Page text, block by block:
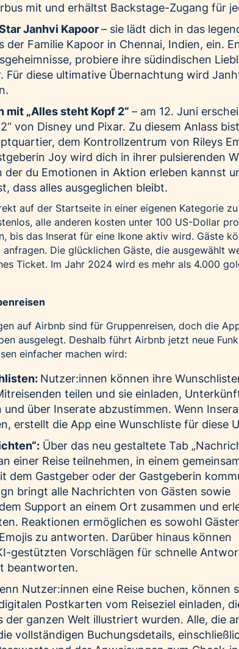
mit und erhältst Backstage-Zugang für
Janhvi Kapoor– sie lädt dich in das
der Familie Kapoor in Chennai, Indien, ein.
probiere ihre südindischen
Für diese ultimative Übernachtung wird
mit „Alles steht Kopf 2“ – am 12. Juni
von Disney und Pixar. Zu diesem Anlass
dem Kontrollzentrum von Rileys
Joy wird dich in ihrer pulsierenden
der du Emotionen in Aktion erleben kannst
dass alles ausgeglichen bleibt.
auf der Startseite in einer eigenen Kategorie
alle anderen kosten unter 100 US-Dollar
bis das Inserat für eine Ikone aktiv wird. Gäste
Die glücklichen Gäste, die ausgewählt
Ticket. Im Jahr 2024 wird es mehr als 4.000
auf Airbnb sind für Gruppenreisen, doch die
ausgelegt. Deshalb führt Airbnb jetzt neue
einfacher machen wird:
Nutzer:innen können ihre
teilen und sie einladen,
über Inserate abzustimmen. Wenn
erstellt die App eine Wunschliste für diese
Über das neu gestaltete Tab
einer Reise teilnehmen, in einem
dem Gastgeber oder der Gastgeberin
bringt alle Nachrichten von Gästen sowie
Support an einem Ort zusammen und
Reaktionen ermöglichen es sowohl
zu antworten. Darüber hinaus können
gestützten Vorschlägen für schnelle
beantworten.
Nutzer:innen eine Reise buchen, können
Postkarten vom Reiseziel einladen,
der ganzen Welt illustriert wurden. Alle, die
vollständigen Buchungsdetails,